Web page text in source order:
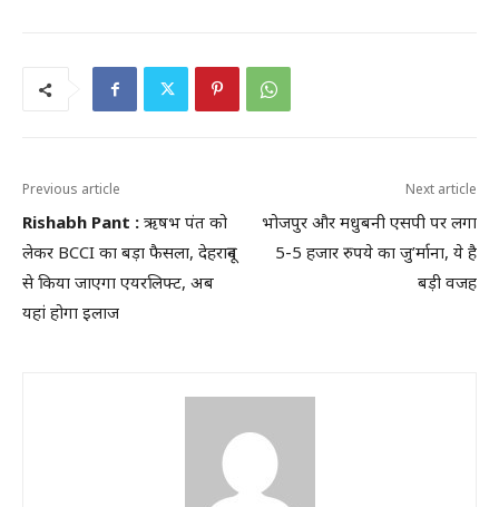
Previous article
Rishabh Pant : ऋषभ पंत को
लेकर BCCI का बड़ा फैसला, देहरादून
से किया जाएगा एयरलिफ्ट, अब
यहां होगा इलाज
Next article
भोजपुर और मधुबनी एसपी पर लगा
5-5 हजार रुपये का जु’र्माना, ये है
बड़ी वजह